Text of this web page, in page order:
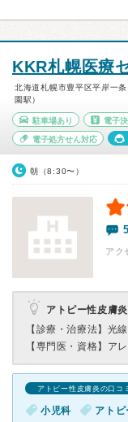
KKR札幌医療
北海道札幌市豊平区平岸一
園駅）
駐車場あり 電子
電子処方せん対応
朝（8:30〜）
アク
アトピー性皮膚
【診療・治療法】 光
【専門医・資格】 ア
アトピー性皮膚炎の口コミ
小児科 アト